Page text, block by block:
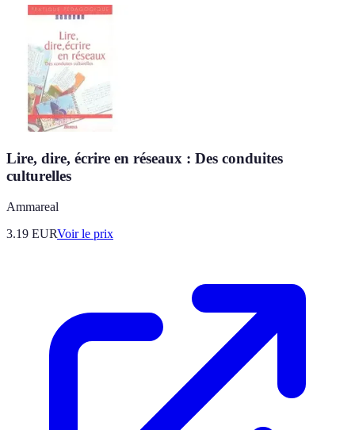
Lire, dire, écrire en réseaux : Des conduites
culturelles
Ammareal
3.19 EURVoir le prix